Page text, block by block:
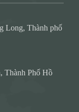
Long, Thành phố
Thành Phố Hồ